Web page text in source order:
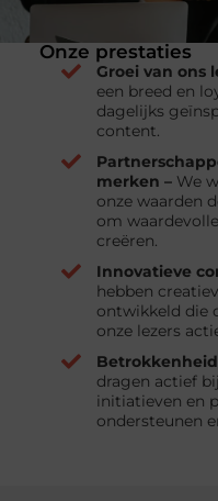
Onze prestaties
Groei van ons
een breed en
dagelijks
content.
merken – We
onze waarden
om
creëren.
Innovatieve
hebben
ontwikkeld die
onze lezers
dragen actief
initiatieven en
ondersteunen